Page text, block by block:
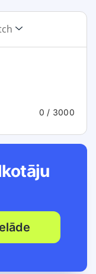
0 / 3000